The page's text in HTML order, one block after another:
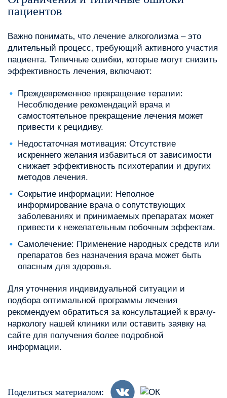
пациентов
Важно понимать‚ что лечение алкоголизма – это
длительный процесс‚ требующий активного участия
пациента. Типичные ошибки‚ которые могут снизить
эффективность лечения‚ включают:
Преждевременное прекращение терапии:
Несоблюдение рекомендаций врача и
самостоятельное прекращение лечения может
привести к рецидиву.
Недостаточная мотивация: Отсутствие
искреннего желания избавиться от зависимости
снижает эффективность психотерапии и других
методов лечения.
Сокрытие информации: Неполное
информирование врача о сопутствующих
заболеваниях и принимаемых препаратах может
привести к нежелательным побочным эффектам.
Самолечение: Применение народных средств или
препаратов без назначения врача может быть
опасным для здоровья.
Для уточнения индивидуальной ситуации и
подбора оптимальной программы лечения
рекомендуем обратиться за консультацией к врачу-
наркологу нашей клиники или оставить заявку на
сайте для получения более подробной
информации.
Поделиться материалом: